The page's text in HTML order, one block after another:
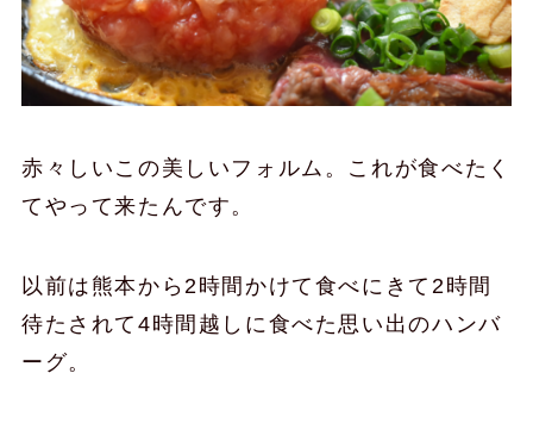
赤々しいこの美しいフォルム。これが食べたく
てやって来たんです。
以前は熊本から2時間かけて食べにきて2時間
待たされて4時間越しに食べた思い出のハンバ
ーグ。